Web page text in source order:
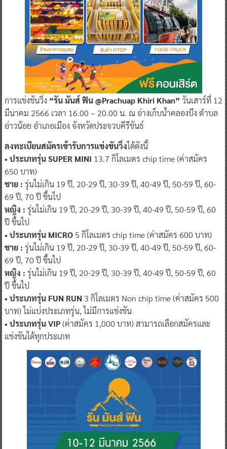
การแข่งขันวิ่ง “รัน มันส์ ฟิน @Prachuap Khiri Khan” วันเสาร์ที่ 12
มีนาคม 2566 เวลา 16.00 – 20.00 น. ณ อ่างเก็บน้ำคลองบึง ตำบล
อ่าวน้อย อำเภอเมือง จังหวัดประจวบคีรีขันธ์
ลงทะเบียนสมัครเข้ารับการแข่งขันวิ่งได้ดังนี้
• ประเภทรุ่น SUPER MINI 13.7 กิโลเมตร chip time (ค่าสมัคร
650 บาท)
ชาย : รุ่นไม่เกิน 19 ปี, 20-29 ปี, 30-39 ปี, 40-49 ปี, 50-59 ปี, 60-
69 ปี, 70 ปี ขึ้นไป
หญิง : รุ่นไม่เกิน 19 ปี, 20-29 ปี, 30-39 ปี, 40-49 ปี, 50-59 ปี, 60
ปี ขึ้นไป
• ประเภทรุ่น MICRO5 กิโลเมตร chip time (ค่าสมัคร 600 บาท)
ชาย : รุ่นไม่เกิน 19 ปี, 20-29 ปี, 30-39 ปี, 40-49 ปี, 50-59 ปี, 60-
69 ปี, 70 ปี ขึ้นไป
หญิง : รุ่นไม่เกิน 19 ปี, 20-29 ปี, 30-39 ปี, 40-49 ปี, 50-59 ปี, 60
ปี ขึ้นไป
• ประเภทรุ่น FUN RUN 3 กิโลเมตร Non chip time (ค่าสมัคร 500
บาท) ไม่แบ่งประเภทรุ่น, ไม่มีการแข่งขัน
• ประเภทรุ่น VIP(ค่าสมัคร 1,000 บาท) สามารถเลือกสมัครและ
แข่งขันได้ทุกประเภท